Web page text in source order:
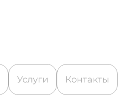
Услуги Контакты